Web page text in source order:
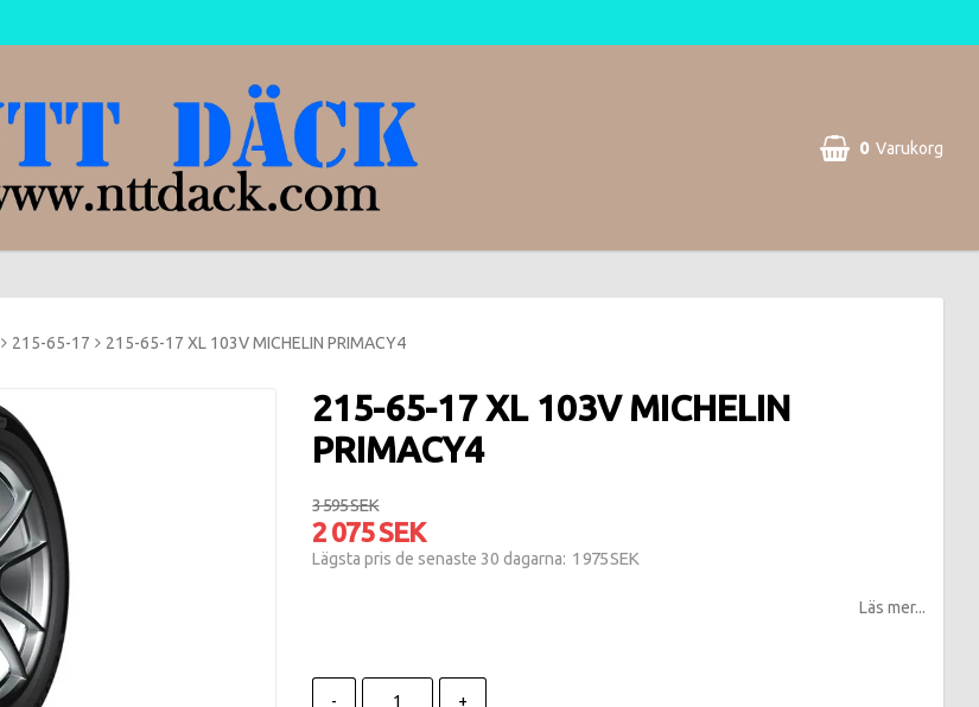
0 Varukorg
215-65-17 215-65-17 XL 103V MICHELIN PRIMACY4
215-65-17 XL 103V MICHELIN
PRIMACY4
3 595 SEK
2 075 SEK
Lägsta pris de senaste 30 dagarna 1 975 SEK
Läs mer...
- +